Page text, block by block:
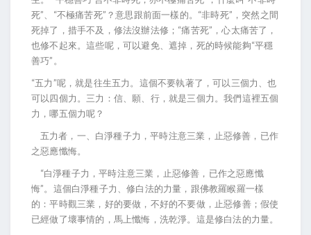
死”、“不極痛苦死”？意思跟前面一樣的。“非時死”，突然之間
死掉了，措手不及，修法沒辦法修；“痛苦死”，心太痛苦了，
也修不起來。這些呢，可以避免、遮掉，死的時候能夠“平穩
善巧”。
“五力”呢，就是往生五力。這個不要執著了，可以三個力、也
可以四個力。三力：信、願、行，就是三個力。我們這裡五個
力，哪五個力呢？
五力者，一、白淨種子力，平時注意三業，止惡修善，已作
之惡應懺悔。
“白淨種子力，平時注意三業，止惡修善，已作之惡應懺
悔”。這個白淨種子力、修白法的力量，跟佛教羅睺羅一樣
的：平時觀三業，好的要做，不好的不要做，止惡修善；假使
已經做了壞事情的，馬上懺悔，洗乾淨。這是修白法的力量。